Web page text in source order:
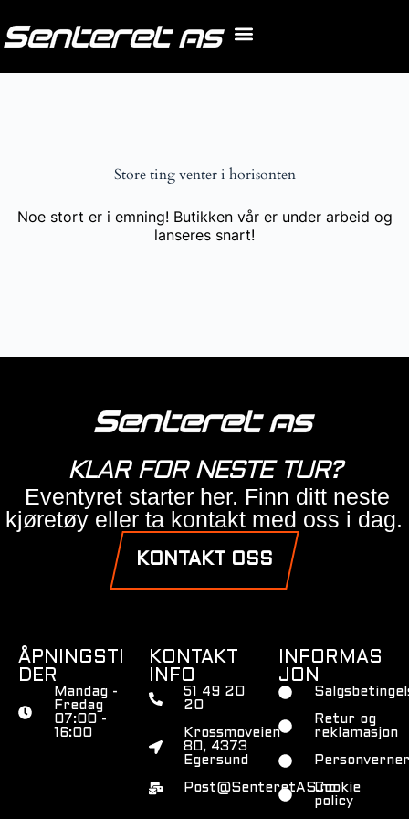
Store ting venter i horisonten
Noe stort er i emning! Butikken vår er under arbeid og
lanseres snart!
KLAR FOR NESTE TUR?
Eventyret starter her. Finn ditt neste
kjøretøy eller ta kontakt med oss i dag.
KONTAKT OSS
ÅPNINGSTI
DER
Mandag -
Fredag
07:00 -
16:00
KONTAKT
INFO
51 49 20
20
Krossmoveien
80, 4373
Egersund
Post@SenteretAS.no
INFORMAS
JON
Retur og
reklamasjon
Cookie
policy